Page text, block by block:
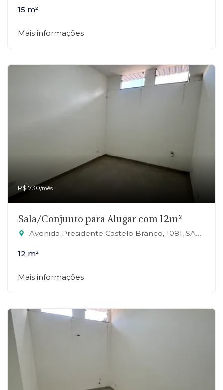
15 m²
Mais informações
R$ 730/mês
Sala/Conjunto para Alugar com 12m²
Avenida Presidente Castelo Branco, 1081, SALA 27 - Jardim Zaira, Mauá-SP
12 m²
Mais informações